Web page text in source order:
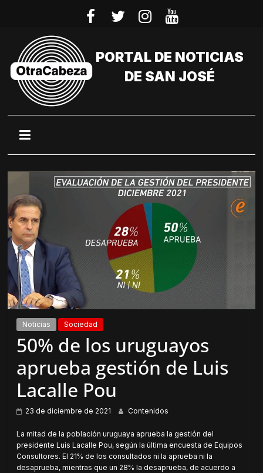
PORTAL DE NOTICIAS
DE SAN JOSÉ
Noticias Sociedad
50% de los uruguayos
aprueba gestión de Luis
Lacalle Pou
23 de diciembre de 2021 Contenidos
La mitad de la población uruguaya aprueba la gestión del
presidente Luis Lacalle Pou, según la última encuesta de Equipos
Consultores. El 21% de los consultados ni la aprueba ni la
desaprueba, mientras que un 28% la desaprueba, de acuerdo a